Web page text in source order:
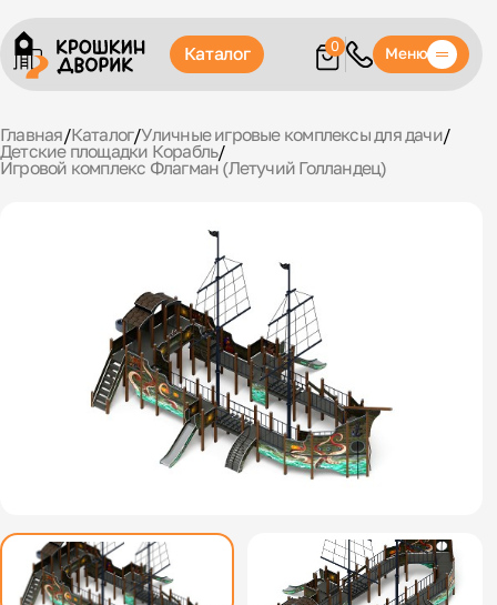
Каталог 0 Меню
Главная/Каталог/Уличные игровые комплексы для дачи/
Детские площадки Корабль/
Игровой комплекс Флагман (Летучий Голландец)